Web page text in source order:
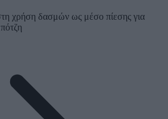
χρήση δασμών ως μέσο πίεσης για